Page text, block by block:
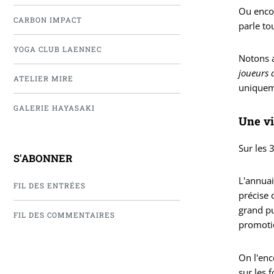
CARBON IMPACT
YOGA CLUB LAENNEC
ATELIER MIRE
GALERIE HAYASAKI
S'ABONNER
FIL DES ENTRÉES
FIL DES COMMENTAIRES
Ou
parle
Notons
joueurs
Une
Sur les
précise
grand
On